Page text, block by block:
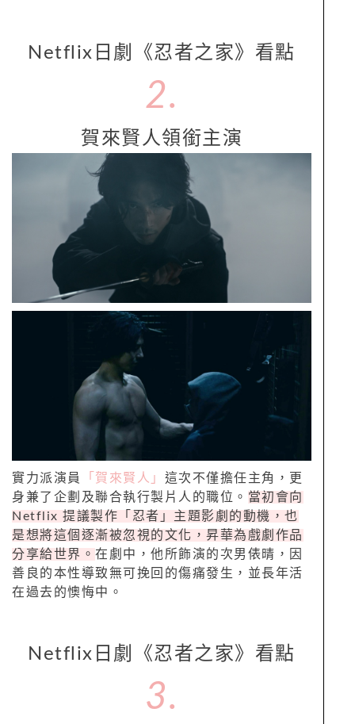
Netflix日劇《忍者之家》看點
2.
賀來賢人領銜主演
實力派演員 「賀來賢人」 這次不僅擔任主角，更
身兼了企劃及聯合執行製片人的職位。 當初會向
Netflix 提議製作「忍者」主題影劇的動機，也
是想將這個逐漸被忽視的文化，昇華為戲劇作品
分享給世界。 在劇中，他所飾演的次男俵晴，因
善良的本性導致無可挽回的傷痛發生，並長年活
在過去的懊悔中。
Netflix日劇《忍者之家》看點
3.